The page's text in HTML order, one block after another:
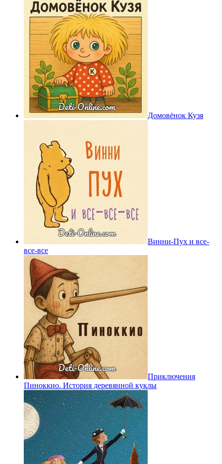
Домовёнок Кузя
Винни-Пух и все-
все-все
Приключения
Пиноккио. История деревянной куклы